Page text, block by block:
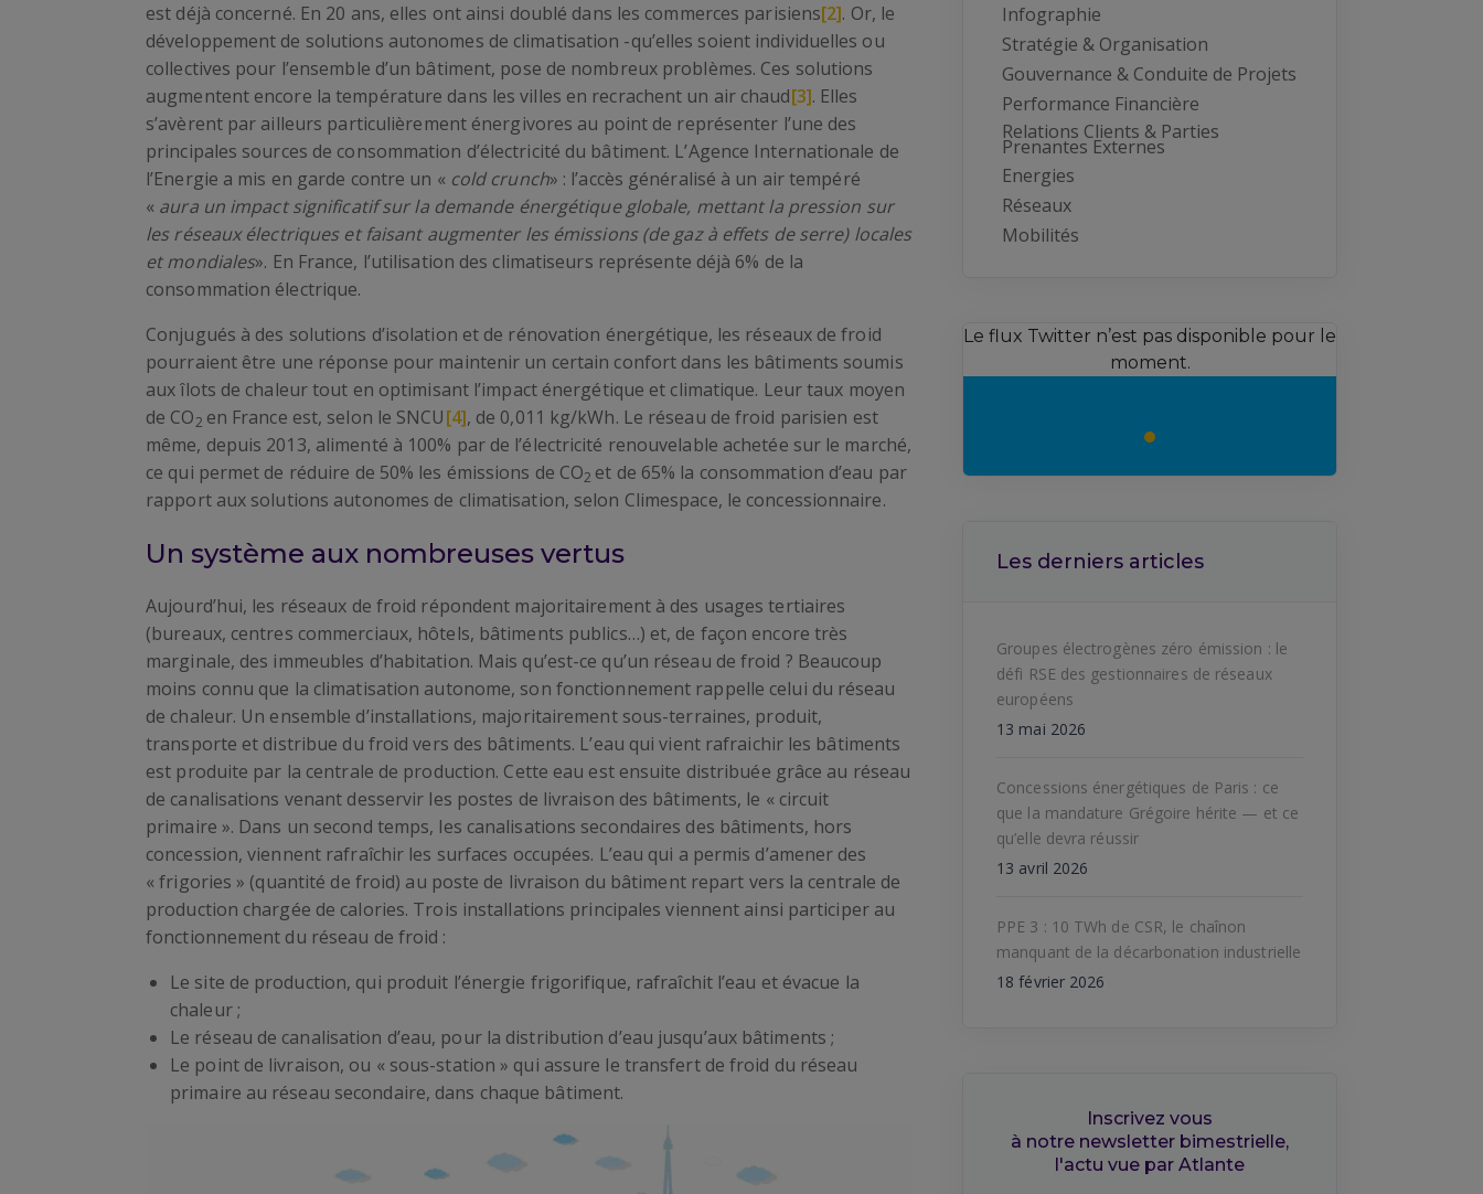
est déjà concerné. En 20 ans, elles ont ainsi doublé dans les commerces parisiens[2]. Or, le
développement de solutions autonomes de climatisation -qu’elles soient individuelles ou
collectives pour l’ensemble d’un bâtiment, pose de nombreux problèmes. Ces solutions
augmentent encore la température dans les villes en recrachent un air chaud[3]. Elles
s’avèrent par ailleurs particulièrement énergivores au point de représenter l’une des
principales sources de consommation d’électricité du bâtiment. L’Agence Internationale de
l’Energie a mis en garde contre un « cold crunch» : l’accès généralisé à un air tempéré
« aura un impact significatif sur la demande énergétique globale, mettant la pression sur
les réseaux électriques et faisant augmenter les émissions (de gaz à effets de serre) locales
et mondiales». En France, l’utilisation des climatiseurs représente déjà 6% de la
consommation électrique.
Conjugués à des solutions d’isolation et de rénovation énergétique, les réseaux de froid
pourraient être une réponse pour maintenir un certain confort dans les bâtiments soumis
aux îlots de chaleur tout en optimisant l’impact énergétique et climatique. Leur taux moyen
de CO2 en France est, selon le SNCU[4], de 0,011 kg/kWh. Le réseau de froid parisien est
même, depuis 2013, alimenté à 100% par de l’électricité renouvelable achetée sur le marché,
ce qui permet de réduire de 50% les émissions de CO2 et de 65% la consommation d’eau par
rapport aux solutions autonomes de climatisation, selon Climespace, le concessionnaire.
Un système aux nombreuses vertus
Aujourd’hui, les réseaux de froid répondent majoritairement à des usages tertiaires
(bureaux, centres commerciaux, hôtels, bâtiments publics…) et, de façon encore très
marginale, des immeubles d’habitation. Mais qu’est-ce qu’un réseau de froid ? Beaucoup
moins connu que la climatisation autonome, son fonctionnement rappelle celui du réseau
de chaleur. Un ensemble d’installations, majoritairement sous-terraines, produit,
transporte et distribue du froid vers des bâtiments. L’eau qui vient rafraichir les bâtiments
est produite par la centrale de production. Cette eau est ensuite distribuée grâce au réseau
de canalisations venant desservir les postes de livraison des bâtiments, le « circuit
primaire ». Dans un second temps, les canalisations secondaires des bâtiments, hors
concession, viennent rafraîchir les surfaces occupées. L’eau qui a permis d’amener des
« frigories » (quantité de froid) au poste de livraison du bâtiment repart vers la centrale de
production chargée de calories. Trois installations principales viennent ainsi participer au
fonctionnement du réseau de froid :
Le site de production, qui produit l’énergie frigorifique, rafraîchit l’eau et évacue la
chaleur ;
Le réseau de canalisation d’eau, pour la distribution d’eau jusqu’aux bâtiments ;
Le point de livraison, ou « sous-station » qui assure le transfert de froid du réseau
primaire au réseau secondaire, dans chaque bâtiment.
Infographie
Stratégie & Organisation
Gouvernance & Conduite de Projets
Performance Financière
Relations Clients & Parties
Prenantes Externes
Energies
Réseaux
Mobilités
Le flux Twitter n’est pas disponible pour le
moment.
Les derniers articles
Groupes électrogènes zéro émission : le
défi RSE des gestionnaires de réseaux
européens
13 mai 2026
Concessions énergétiques de Paris : ce
que la mandature Grégoire hérite — et ce
qu’elle devra réussir
13 avril 2026
PPE 3 : 10 TWh de CSR, le chaînon
manquant de la décarbonation industrielle
18 février 2026
Inscrivez vous
à notre newsletter bimestrielle,
l'actu vue par Atlante